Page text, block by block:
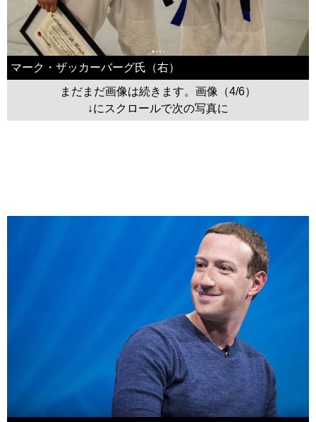
マーク・ザッカーバーグ氏（右）
まだまだ画像は続きます。画像（4/6）
↓にスクロールで次の写真に